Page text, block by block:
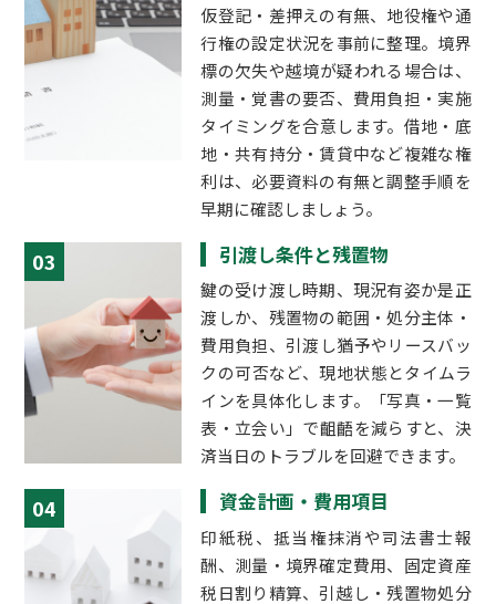
仮登記・差押えの有無、地役権や通
行権の設定状況を事前に整理。境界
標の欠失や越境が疑われる場合は、
測量・覚書の要否、費用負担・実施
タイミングを合意します。借地・底
地・共有持分・賃貸中など複雑な権
利は、必要資料の有無と調整手順を
早期に確認しましょう。
03 引渡し条件と残置物
鍵の受け渡し時期、現況有姿か是正
渡しか、残置物の範囲・処分主体・
費用負担、引渡し猶予やリースバッ
クの可否など、現地状態とタイムラ
インを具体化します。「写真・一覧
表・立会い」で齟齬を減らすと、決
済当日のトラブルを回避できます。
04 資金計画・費用項目
印紙税、抵当権抹消や司法書士報
酬、測量・境界確定費用、固定資産
税日割り精算、引越し・残置物処分